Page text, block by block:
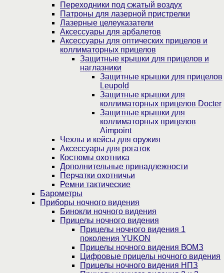
Переходники под сжатый воздух
Патроны для лазерной пристрелки
Лазерные целеуказатели
Аксессуары для арбалетов
Аксессуары для оптических прицелов и
коллиматорных прицелов
Защитные крышки для прицелов и
наглазники
Защитные крышки для прицелов
Leupold
Защитные крышки для
коллиматорных прицелов Docter
Защитные крышки для
коллиматорных прицелов
Aimpoint
Чехлы и кейсы для оружия
Аксессуары для рогаток
Костюмы охотника
Дополнительные принадлежности
Перчатки охотничьи
Ремни тактические
Барометры
Приборы ночного видения
Бинокли ночного видения
Прицелы ночного видения
Прицелы ночного видения 1
поколения YUKON
Прицелы ночного видения ВОМЗ
Цифровые прицелы ночного видения
Прицелы ночного видения НПЗ